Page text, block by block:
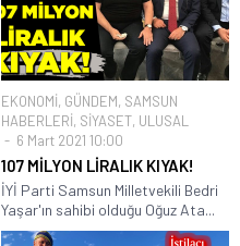
EKONOMİ, GÜNDEM, SAMSUN
HABERLERİ, SİYASET, ULUSAL
6 Mart 2021 10:00
107 MİLYON LİRALIK KIYAK!
İYİ Parti Samsun Milletvekili Bedri
Yaşar'ın sahibi olduğu Oğuz Ata...